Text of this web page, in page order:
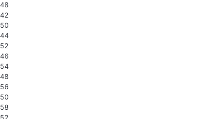
48
42
50
44
52
46
54
48
56
50
58
52